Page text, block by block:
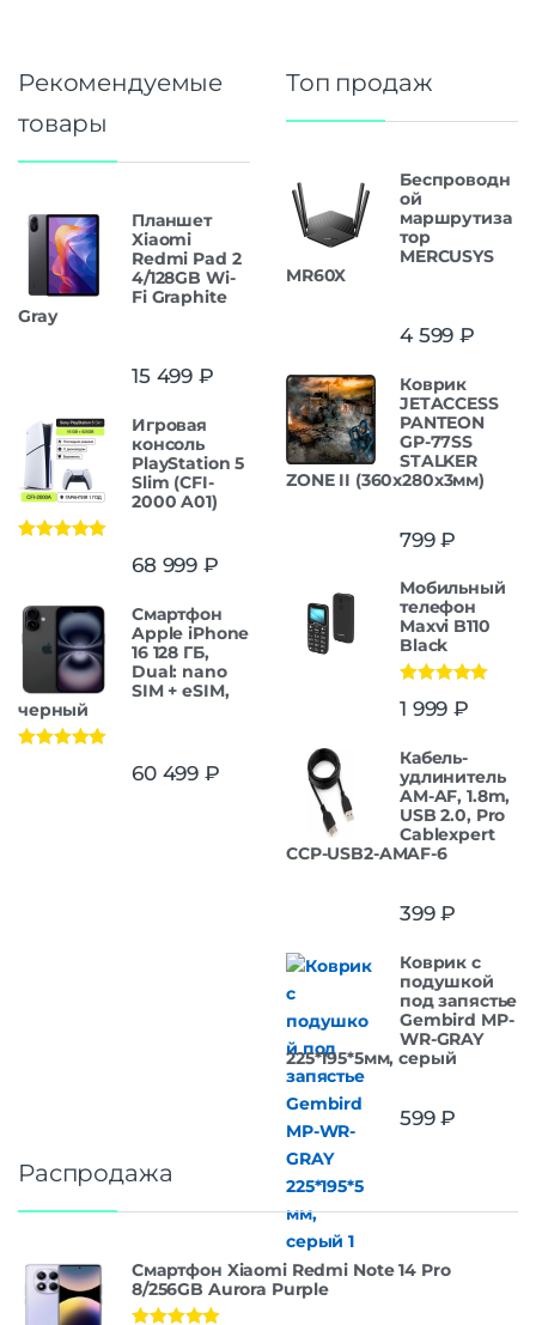
Рекомендуемые
товары
Планшет
Xiaomi
Redmi Pad 2
4/128GB Wi-
Fi Graphite
Gray
15 499 ₽
Игровая
консоль
PlayStation 5
Slim (CFI-
2000 A01)
68 999 ₽
Смартфон
Apple iPhone
16 128 ГБ,
Dual: nano
SIM + eSIM,
черный
60 499 ₽
Топ продаж
Беспроводн
ой
маршрутиза
тор
MERCUSYS
MR60X
4 599 ₽
Коврик
JETACCESS
PANTEON
GP-77SS
STALKER
ZONE II (360x280x3мм)
799₽
Мобильный
телефон
Maxvi B110
Black
из 5
1 999 ₽
Кабель-
удлинитель
AM-AF, 1.8m,
USB 2.0, Pro
Cablexpert
CCP-USB2-AMAF-6
399₽
Коврик с
подушкой
под запястье
Gembird MP-
WR-GRAY
225*195*5мм, серый
599₽
Распродажа
Смартфон Xiaomi Redmi Note 14 Pro
8/256GB Aurora Purple